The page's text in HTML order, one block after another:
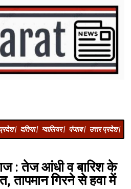
| दतिया | ग्वालियर | पंजाब | उत्तर प्रदेश |
: तेज आंधी व बारिश के
तापमान गिरने से हवा में